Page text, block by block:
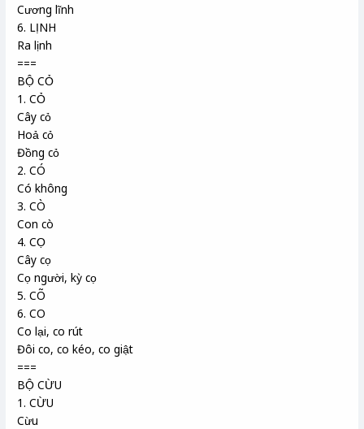
Cương lĩnh
6. LỊNH
Ra lịnh
===
BỘ CỎ
1. CỎ
Cây cỏ
Hoả cỏ
Đồng cỏ
2. CÓ
Có không
3. CÒ
Con cò
4. CỌ
Cây cọ
Cọ người, kỳ cọ
5. CÕ
6. CO
Co lại, co rút
Đôi co, co kéo, co giật
===
BỘ CỪU
1. CỪU
Cừu